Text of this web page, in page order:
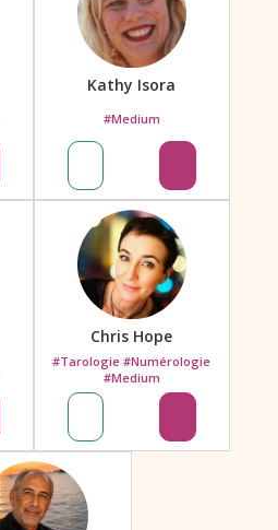
Kathy Isora
#Medium
Chris Hope
#Tarologie #Numérologie
#Medium